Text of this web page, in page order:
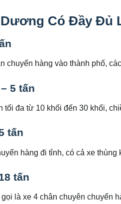
Có Đầy Đủ
chuyển hàng vào thành phố,
5 tấn
tối đa từ 10 khối đến 30 khối,
tấn
hàng đi tỉnh, có cả xe
tấn
là xe 4 chân chuyên chuyển